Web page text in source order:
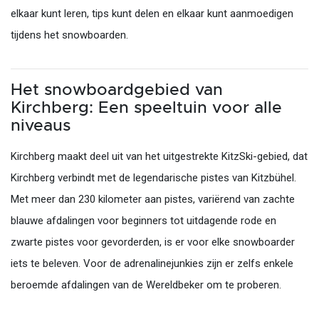
elkaar kunt leren, tips kunt delen en elkaar kunt aanmoedigen
tijdens het snowboarden.
Het snowboardgebied van
Kirchberg: Een speeltuin voor alle
niveaus
Kirchberg maakt deel uit van het uitgestrekte KitzSki-gebied, dat
Kirchberg verbindt met de legendarische pistes van Kitzbühel.
Met meer dan 230 kilometer aan pistes, variërend van zachte
blauwe afdalingen voor beginners tot uitdagende rode en
zwarte pistes voor gevorderden, is er voor elke snowboarder
iets te beleven. Voor de adrenalinejunkies zijn er zelfs enkele
beroemde afdalingen van de Wereldbeker om te proberen.